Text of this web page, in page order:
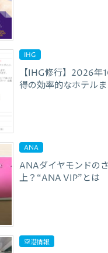
IHG
【IHG修行】2026年
得の効率的なホテル
ANA
ANAダイヤモンドの
上？“ANA VIP”とは
空港情報